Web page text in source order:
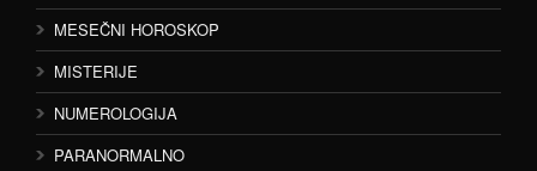
MESEČNI HOROSKOP
MISTERIJE
NUMEROLOGIJA
PARANORMALNO